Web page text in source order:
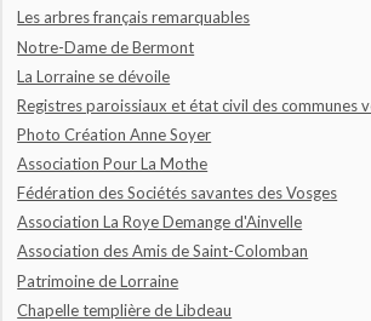
Les arbres français remarquables
Notre-Dame de Bermont
La Lorraine se dévoile
Registres paroissiaux et état civil des communes
Photo Création Anne Soyer
Association Pour La Mothe
Fédération des Sociétés savantes des Vosges
Association La Roye Demange d'Ainvelle
Association des Amis de Saint-Colomban
Patrimoine de Lorraine
Chapelle templière de Libdeau